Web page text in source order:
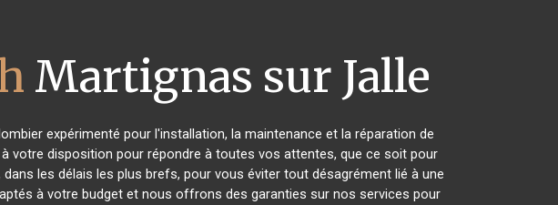
Martignas sur Jalle
expérimenté pour l'installation, la maintenance et la réparation de
votre disposition pour répondre à toutes vos attentes, que ce soit pour
les délais les plus brefs, pour vous éviter tout désagrément lié à une
à votre budget et nous offrons des garanties sur nos services pour